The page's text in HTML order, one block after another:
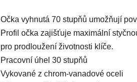
Očka vyhnutá 70 stupňů umožňují
Profil očka zajišťuje maximální
pro prodloužení životnosti klíče.
Pracovní úhel 30 stupňů
Vykované z chrom-vanadové oceli